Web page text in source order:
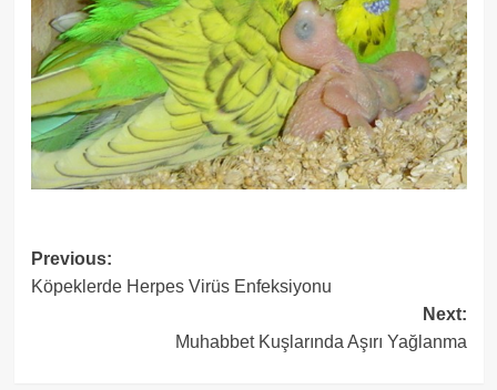
Post
navigation
Previous:
Köpeklerde Herpes Virüs Enfeksiyonu
Next:
Muhabbet Kuşlarında Aşırı Yağlanma